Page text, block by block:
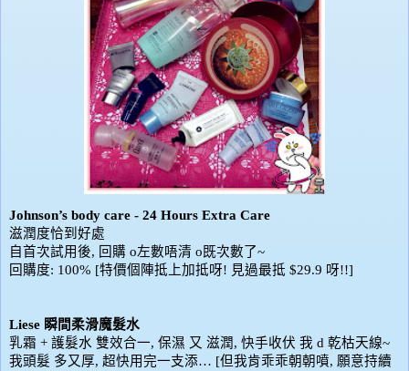
Johnson’s body care - 24 Hours Extra Care
滋潤度恰到好處
自首次試用後, 回購 o左數唔清 o既次數了~
回購度: 100% [特價個陣抵上加抵呀! 見過最抵 $29.9 呀!!]
Liese 瞬間柔滑魔髮水
乳霜 + 護髮水 雙效合一, 保濕 又 滋潤, 快手收伏 我 d 乾枯天線~
我頭髮 多又厚, 超快用完一支添… [但我肯乖乖朝朝噴, 願意持續